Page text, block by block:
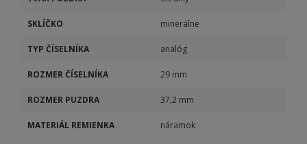
SKLÍČKO minerálne
TYP ČÍSELNÍKA analóg
ROZMER ČÍSELNÍKA 29 mm
ROZMER PUZDRA 37,2 mm
MATERIÁL REMIENKA náramok